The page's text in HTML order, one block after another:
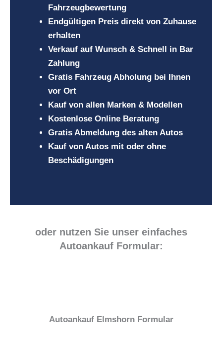
Fahrzeugbewertung
Endgültigen Preis direkt von Zuhause
erhalten
Verkauf auf Wunsch & Schnell in Bar
Zahlung
Gratis Fahrzeug Abholung bei Ihnen
vor Ort
Kauf von allen Marken & Modellen
Kostenlose Online Beratung
Gratis Abmeldung des alten Autos
Kauf von Autos mit oder ohne
Beschädigungen
oder nutzen Sie unser einfaches
Autoankauf Formular:
Autoankauf Elmshorn Formular